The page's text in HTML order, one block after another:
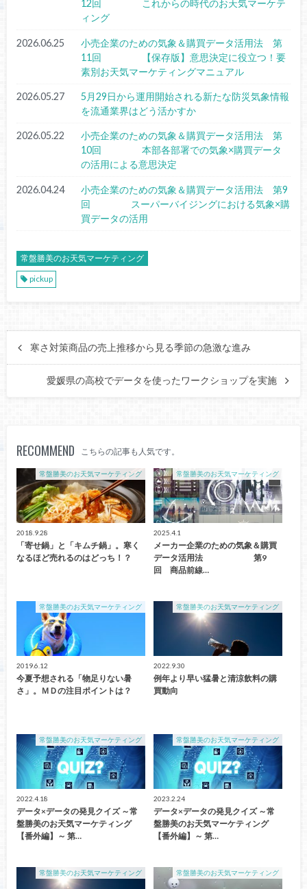
12回 これからの時代のお天気マーケテ
ィング
2026.06.25
小売企業のための気象＆購買データ活用法 第
11回 【保存版】意思決定に役立つ！要
素別お天気マーケティングマニュアル
2026.05.27
5月29日から運用開始される新たな防災気象情報
を流通業界はどう活かすか
2026.05.22
小売企業のための気象＆購買データ活用法 第
10回 本部各部署での気象×購買データ
の活用による意思決定
2026.04.24
小売企業のための気象＆購買データ活用法 第9
回 スーパーバイジングにおける気象×購
買データの活用
常盤勝美のお天気マーケティング
pickup
寒さ対策商品の売上推移から見る季節の急激な進み
愛媛県の高校でデータを使ったワークショップを実施
RECOMMEND こちらの記事も人気です。
常盤勝美のお天気マーケティング
2018.9.28
「寄せ鍋」と「キムチ鍋」。寒く
なるほど売れるのはどっち！？
常盤勝美のお天気マーケティング
2025.4.1
メーカー企業のための気象＆購買
データ活用法 第9
回 商品前線…
常盤勝美のお天気マーケティング
2019.6.12
今夏予想される「物足りない暑
さ」。ＭＤの注目ポイントは？
常盤勝美のお天気マーケティング
2022.9.30
例年より早い猛暑と清涼飲料の購
買動向
常盤勝美のお天気マーケティング
2022.4.18
データ×データの発見クイズ ～常
盤勝美のお天気マーケティング
【番外編】～ 第…
常盤勝美のお天気マーケティング
2023.2.24
データ×データの発見クイズ ～常
盤勝美のお天気マーケティング
【番外編】～ 第…
常盤勝美のお天気マーケティング 常盤勝美のお天気マーケティング